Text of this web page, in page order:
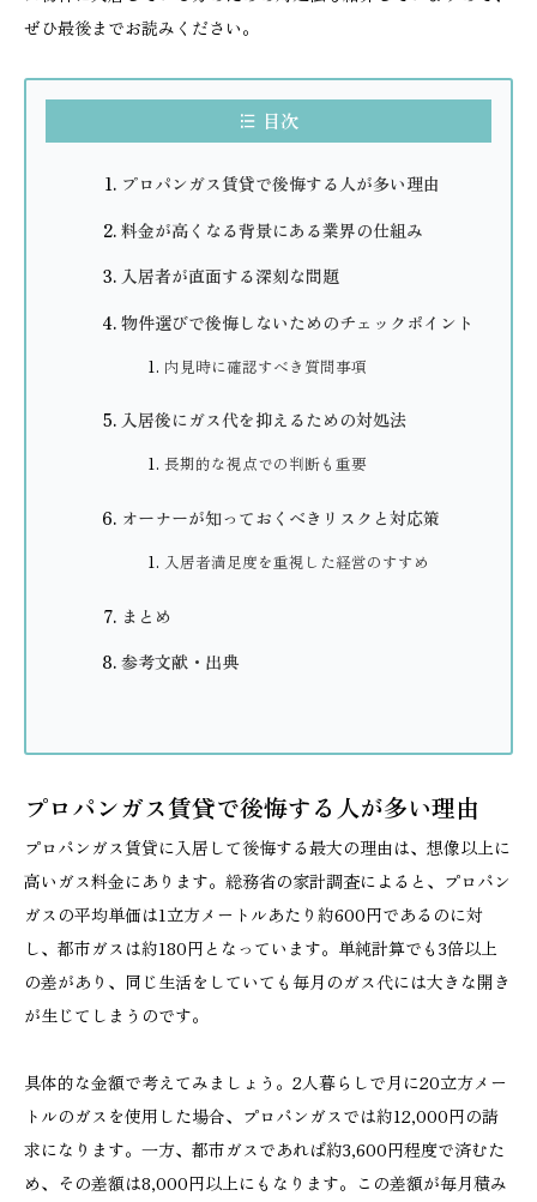
ぜひ最後までお読みください。
目次
プロパンガス賃貸で後悔する人が多い理由
料金が高くなる背景にある業界の仕組み
入居者が直面する深刻な問題
物件選びで後悔しないためのチェックポイント
内見時に確認すべき質問事項
入居後にガス代を抑えるための対処法
長期的な視点での判断も重要
オーナーが知っておくべきリスクと対応策
入居者満足度を重視した経営のすすめ
まとめ
参考文献・出典
プロパンガス賃貸で後悔する人が多い理由
プロパンガス賃貸に入居して後悔する最大の理由は、想像以上に
高いガス料金にあります。総務省の家計調査によると、プロパン
ガスの平均単価は1立方メートルあたり約600円であるのに対
し、都市ガスは約180円となっています。単純計算でも3倍以上
の差があり、同じ生活をしていても毎月のガス代には大きな開き
が生じてしまうのです。
具体的な金額で考えてみましょう。2人暮らしで月に20立方メー
トルのガスを使用した場合、プロパンガスでは約12,000円の請
求になります。一方、都市ガスであれば約3,600円程度で済むた
め、その差額は8,000円以上にもなります。この差額が毎月積み